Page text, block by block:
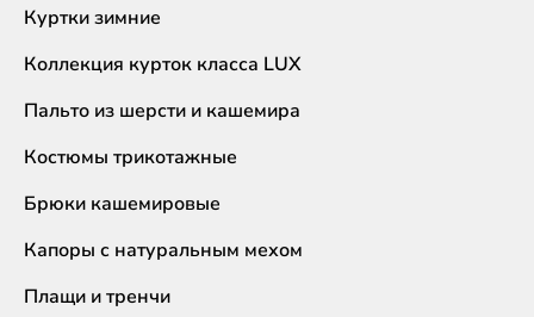
Куртки зимние
Коллекция курток класса LUX
Пальто из шерсти и кашемира
Костюмы трикотажные
Брюки кашемировые
Капоры с натуральным мехом
Плащи и тренчи